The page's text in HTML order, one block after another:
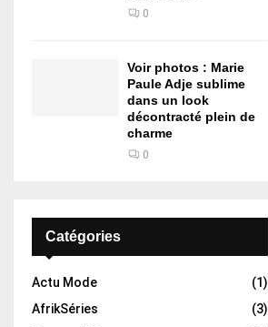
0
Voir photos : Marie
Paule Adje sublime
dans un look
décontracté plein de
charme
0
Catégories
Actu Mode
(1)
AfrikSéries
(3)